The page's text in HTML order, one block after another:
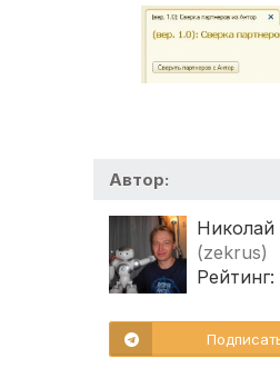
Автор:
Николай
(zekrus)
Рейтинг: